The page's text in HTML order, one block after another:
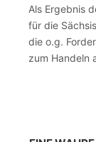
Als Ergebnis
für die
die o.g.
zum Handeln